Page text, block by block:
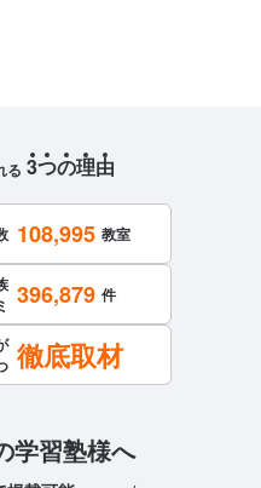
る 3つの理由
108,995 教室
396,879 件
徹底取材
学習塾様へ